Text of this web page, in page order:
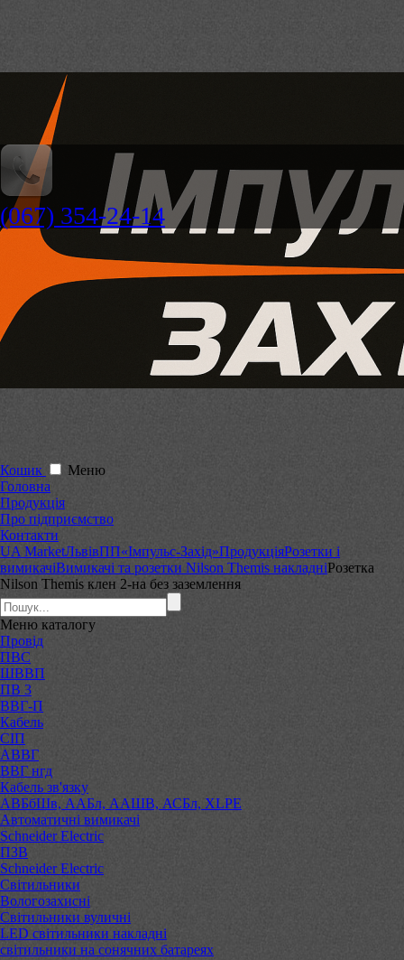
(067) 354-24-14
Кошик
Меню
Головна
Продукція
Про підприємство
Контакти
UA MarketЛьвівПП«Імпульс-Захід»ПродукціяРозетки і
вимикачіВимикачі та розетки Nilson Themis накладніРозетка
Nilson Themis клен 2-на без заземлення
Меню каталогу
Провід
ПВС
ШВВП
ПВ 3
ВВГ-П
Кабель
СІП
АВВГ
ВВГ нгд
Кабель зв'язку
АВБбШв, ААБл, ААШВ, АСБл, XLPE
Автоматичні вимикачі
Schneider Electric
ПЗВ
Schneider Electric
Світильники
Вологозахисні
Світильники вуличні
LED світильники накладні
світильники на сонячних батареях